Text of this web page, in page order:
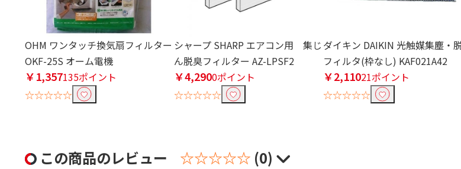
OHM ワンタッチ換気扇フィルター
OKF-25S オーム電機
￥1,357135ポイント
☆☆☆☆☆
シャープ SHARP エアコン用 集じ
ん脱臭フィルター AZ-LPSF2
￥4,2900ポイント
☆☆☆☆☆
ダイキン DAIKIN 光触媒集塵・
フィルタ(枠なし) KAF021A42
￥2,11021ポイント
☆☆☆☆☆
この商品のレビュー ☆☆☆☆☆ (0)